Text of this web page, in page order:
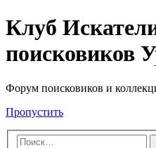
Клуб
поисковиков
Форум поисковиков и
Пропустить